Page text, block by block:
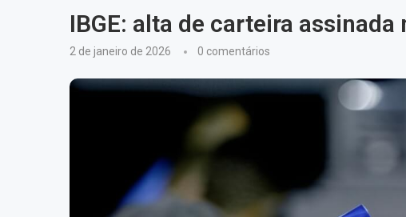
IBGE: alta de carteira
2 de janeiro de 2026 0 comentários